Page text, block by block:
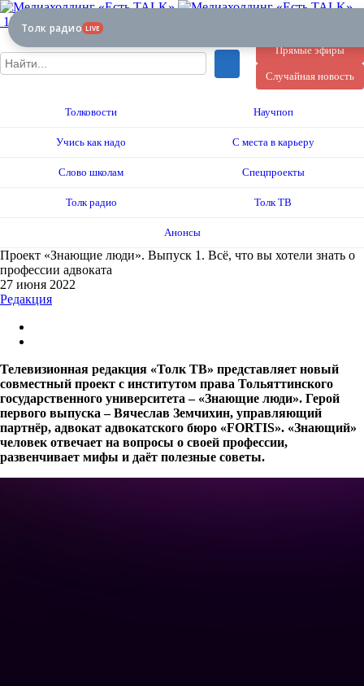
12+
Прямые эфиры
Случайная новость
Толковости Научпоп
Учись как надо С места в карьеру
Слово школам Спецпроекты
Толк радио Толк ТВ
Анонсы
Проект «Знающие люди». Выпуск 1. Всё, что вы хотели знать о
профессии адвоката
27 июня 2022
Редакция
Телевизионная редакция «Толк ТВ» представляет новый
совместный проект с институтом права Тольяттинского
государственного университета – «Знающие люди». Герой
первого выпуска – Вячеслав Земчихин, управляющий
партнёр, адвокат адвокатского бюро «FORTIS». «Знающий»
человек отвечает на вопросы о своей профессии,
развенчивает мифы и даёт полезные советы.
Толк радио LIVE